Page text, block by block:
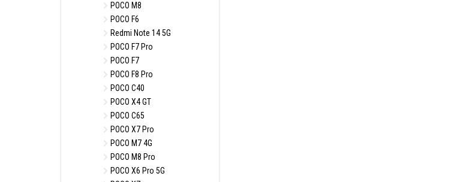
POCO M8
POCO F6
Redmi Note 14 5G
POCO F7 Pro
POCO F7
POCO F8 Pro
POCO C40
POCO X4 GT
POCO C65
POCO X7 Pro
POCO M7 4G
POCO M8 Pro
POCO X6 Pro 5G